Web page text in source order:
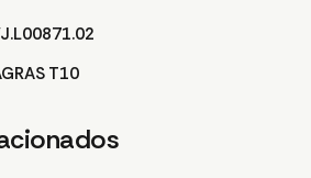
T10